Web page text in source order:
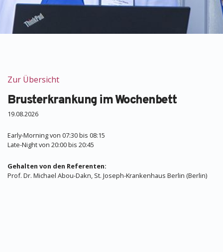
Zur Übersicht
Brusterkrankung im Wochenbett
19.08.2026
Early-Morning von 07:30 bis 08:15
Late-Night von 20:00 bis 20:45
Gehalten von den Referenten:
Prof. Dr. Michael Abou-Dakn, St. Joseph-Krankenhaus Berlin (Berlin)